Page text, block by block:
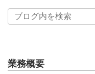
業務概要